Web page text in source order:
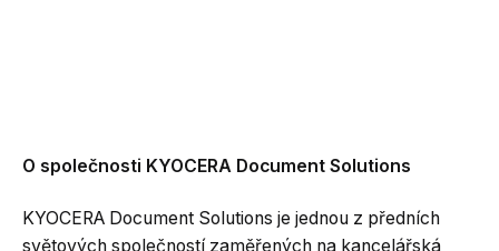
O společnosti KYOCERA Document Solutions
KYOCERA Document Solutions je jednou z předních
světových společností zaměřených na kancelářská